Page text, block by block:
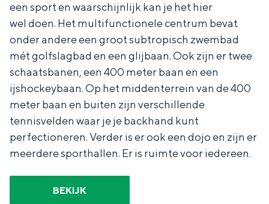
een sport en waarschijnlijk kan je het hier
wel doen. Het multifunctionele centrum bevat
onder andere een groot subtropisch zwembad
mét golfslagbad en een glijbaan. Ook zijn er twee
schaatsbanen, een 400 meter baan en een
ijshockeybaan. Op het middenterrein van de 400
meter baan en buiten zijn verschillende
tennisvelden waar je je backhand kunt
perfectioneren. Verder is er ook een dojo en zijn er
meerdere sporthallen. Er is ruimte voor iedereen.
BEKIJK